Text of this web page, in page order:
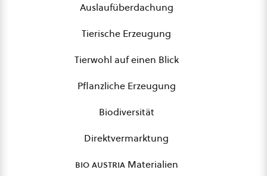
Auslaufüberdachung
Tierische Erzeugung
Tierwohl auf einen Blick
Pflanzliche Erzeugung
Biodiversität
Direktvermarktung
bio austriaMaterialien